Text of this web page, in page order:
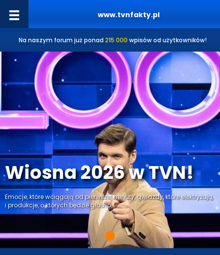
www.tvnfakty.pl
Na naszym forum już ponad 215 000 wpisów od użytkowników!
Wiosna 2026 w TVN!
Emocje, które wciągają od pierwszej minuty, gwiazdy, które elektryzują,
i produkcje, o których będzie głośno.